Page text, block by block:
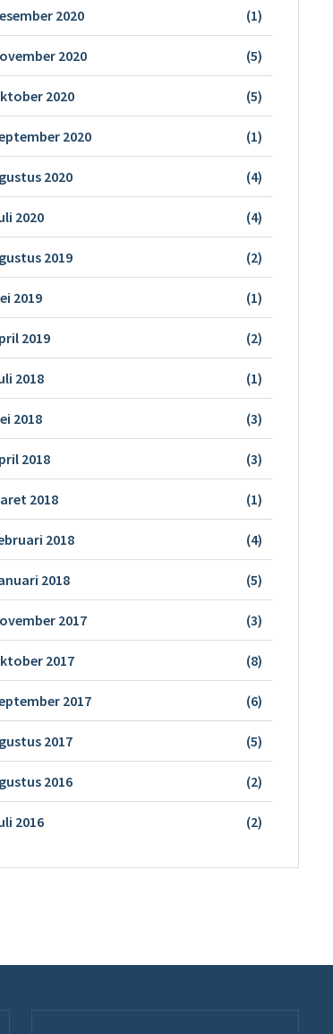
2020 (1)
2020 (5)
2020 (5)
2020 (1)
2020 (4)
2020 (4)
2019 (2)
2019 (1)
2019 (2)
2018 (1)
2018 (3)
2018 (3)
2018 (1)
2018 (4)
2018 (5)
2017 (3)
2017 (8)
2017 (6)
2017 (5)
2016 (2)
2016 (2)